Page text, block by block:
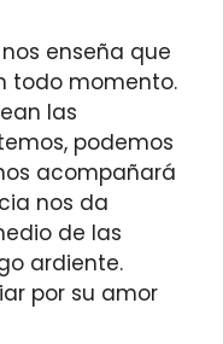
enseña que
todo momento.
las
podemos
acompañará
nos da
de las
ardiente.
por su amor